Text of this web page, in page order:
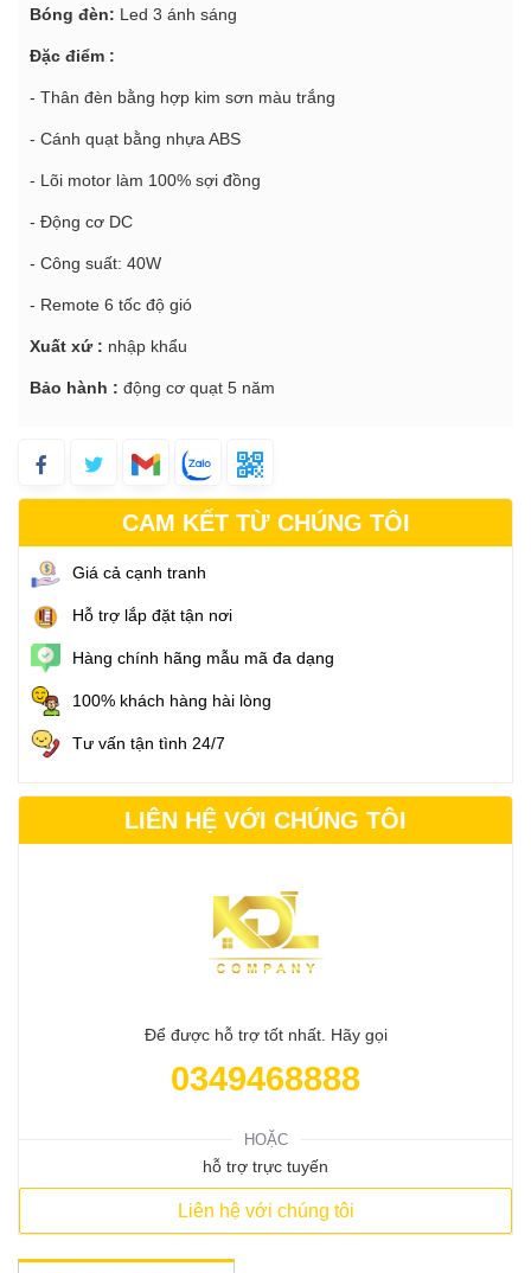
Bóng đèn: Led 3 ánh sáng
Đặc điểm :
- Thân đèn bằng hợp kim sơn màu trắng
- Cánh quạt bằng nhựa ABS
- Lõi motor làm 100% sợi đồng
- Động cơ DC
- Công suất: 40W
- Remote 6 tốc độ gió
Xuất xứ : nhập khẩu
Bảo hành : động cơ quạt 5 năm
CAM KẾT TỪ CHÚNG TÔI
Giá cả cạnh tranh
Hỗ trợ lắp đặt tận nơi
Hàng chính hãng mẫu mã đa dạng
100% khách hàng hài lòng
Tư vấn tận tình 24/7
LIÊN HỆ VỚI CHÚNG TÔI
Để được hỗ trợ tốt nhất. Hãy gọi
0349468888
HOẶC
hỗ trợ trực tuyến
Liên hệ với chúng tôi